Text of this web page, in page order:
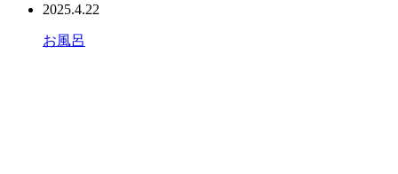
2025.4.22
お風呂